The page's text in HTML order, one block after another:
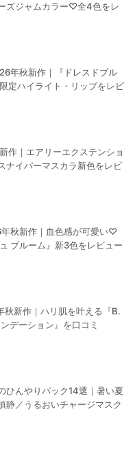
ズジャムカラー♡全4色をレ
年秋新作｜『ドレスドブル
定ハイライト・リップをレビ
作｜エアリーエクステンショ
ナイパーマスカラ新色をレビ
秋新作｜血色感が可愛い♡
ブルーム』新3色をレビュー
秋新作｜ハリ肌を叶える『B.
デーション』を口コミ
ひんやりパック14選｜暑い夏
静／うるおいチャージマスク